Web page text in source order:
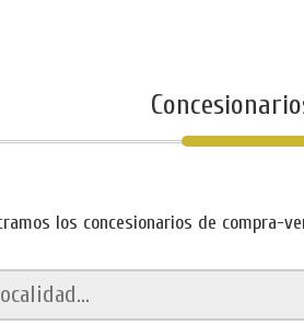
los concesionarios de compra-